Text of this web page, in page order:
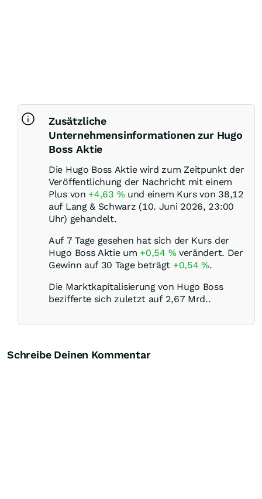
Zusätzliche
Unternehmensinformationen zur Hugo
Boss Aktie
Die Hugo Boss Aktie wird zum Zeitpunkt der
Veröffentlichung der Nachricht mit einem
Plus von +4,63 % und einem Kurs von 38,12
auf Lang & Schwarz (10. Juni 2026, 23:00
Uhr) gehandelt.
Auf 7 Tage gesehen hat sich der Kurs der
Hugo Boss Aktie um +0,54 % verändert. Der
Gewinn auf 30 Tage beträgt +0,54%.
Die Marktkapitalisierung von Hugo Boss
bezifferte sich zuletzt auf 2,67 Mrd..
Schreibe Deinen Kommentar